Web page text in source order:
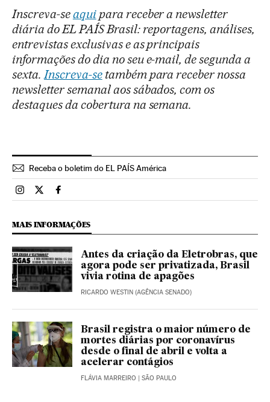
Inscreva-seaquipara receber a newsletter
diária do EL PAÍS Brasil: reportagens, análises,
entrevistas exclusivas e as principais
informações do dia no seu e-mail, de segunda a
sexta. Inscreva-setambém para receber nossa
newsletter semanal aos sábados, com os
destaques da cobertura na semana.
Receba o boletim do EL PAÍS América
Brasil El País Brasil en Instagram
Brasil El País Brasil en Twitter
Brasil El País Brasil en Facebook
MAIS INFORMAÇÕES
Antes da criação da Eletrobras, que
agora pode ser privatizada, Brasil
vivia rotina de apagões
RICARDO WESTIN (AGÊNCIA SENADO)
Brasil registra o maior número de
mortes diárias por coronavírus
desde o final de abril e volta a
acelerar contágios
FLÁVIA MARREIRO | SÃO PAULO